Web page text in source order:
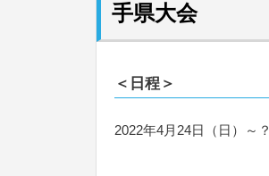
手県大会
＜日程＞
2022年4月24日（日）～？